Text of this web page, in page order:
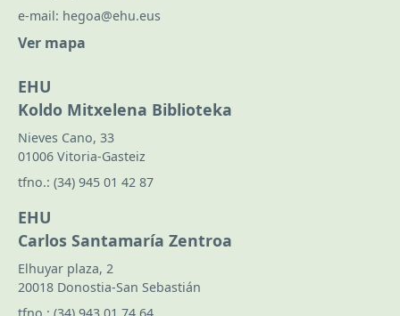
e-mail: hegoa@ehu.eus
Ver mapa
EHU
Koldo Mitxelena Biblioteka
Nieves Cano, 33
01006 Vitoria-Gasteiz
tfno.: (34) 945 01 42 87
EHU
Carlos Santamaría Zentroa
Elhuyar plaza, 2
20018 Donostia-San Sebastián